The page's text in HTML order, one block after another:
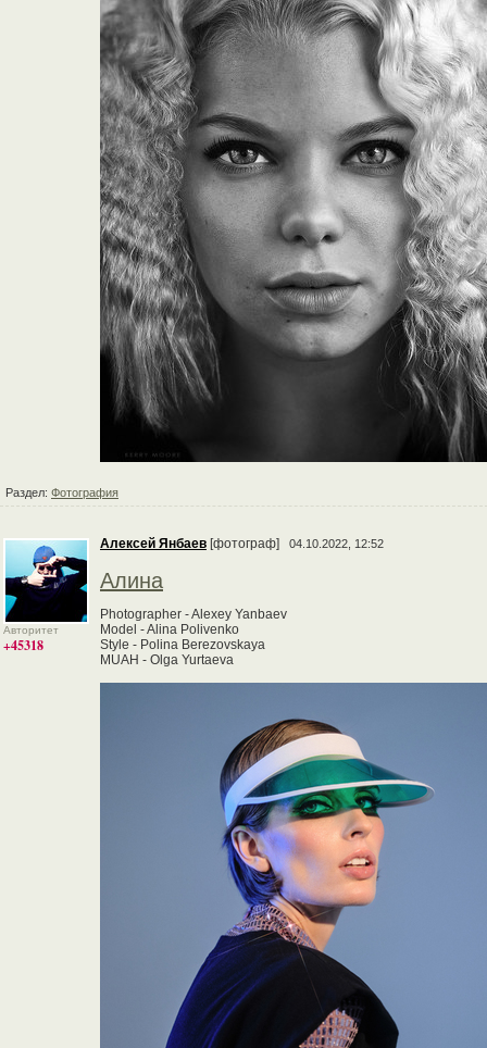
Раздел: Фотография
Авторитет
+45318
Алексей Янбаев [фотограф] 04.10.2022, 12:52
Алина
Photographer - Alexey Yanbaev
Model - Alina Polivenko
Style - Polina Berezovskaya
MUAH - Olga Yurtaeva